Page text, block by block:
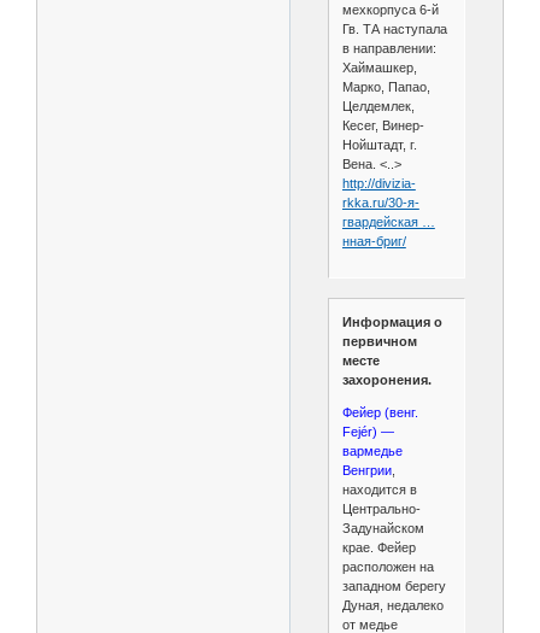
мехкорпуса 6-й
Гв. ТА наступала
в направлении:
Хаймашкер,
Марко, Папао,
Целдемлек,
Кесег, Винер-
Нойштадт, г.
Вена. <..>
http://divizia-
rkka.ru/30-я-
гвардейская …
нная-бриг/
Информация о
первичном
месте
захоронения.
Фейер (венг.
Fejér) —
вармедье
Венгрии,
находится в
Центрально-
Задунайском
крае. Фейер
расположен на
западном берегу
Дуная, недалеко
от медье